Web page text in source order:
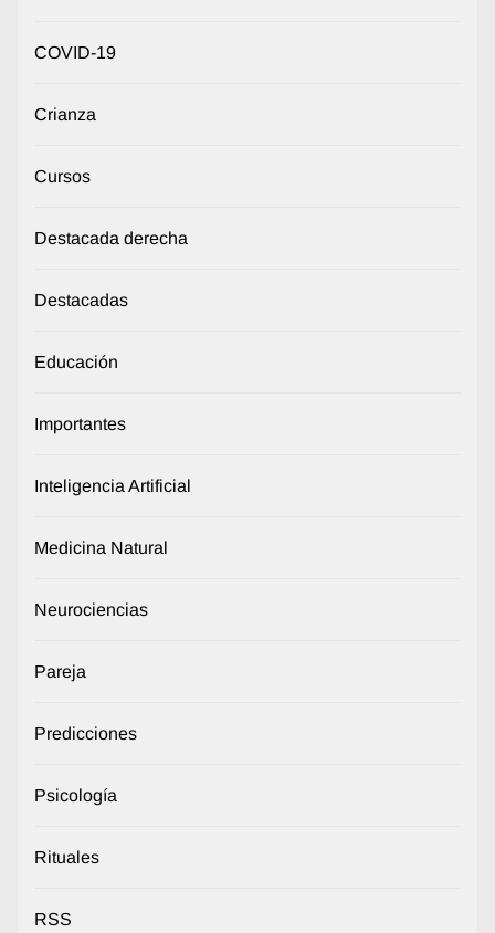
COVID-19
Crianza
Cursos
Destacada derecha
Destacadas
Educación
Importantes
Inteligencia Artificial
Medicina Natural
Neurociencias
Pareja
Predicciones
Psicología
Rituales
RSS